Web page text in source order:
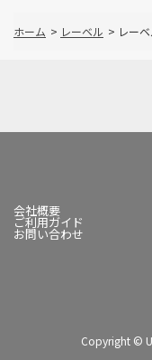
ホーム > レーベル > レー
会社概要
ご利用ガイド
お問い合わせ
Copyright ©